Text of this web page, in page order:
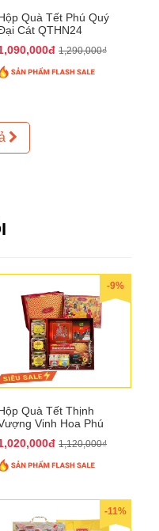
Quà Tết Phú Quý
Cát QTHN24
1,290,000₫
-9%
Quà Tết Thịnh
Vinh Hoa Phú
1,120,000₫
-11%